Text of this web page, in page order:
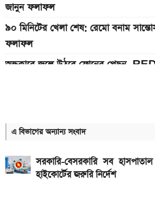
জানুন ফলাফল
৯০ মিনিটের খেলা শেষ: রেমো বনাম
ফলাফল
অন্ধকারে জ্বলে উঠবে ফোনের পেছন,
১২ আগস্ট আসছে Realme 16x 5G,
ব্যাটারিসহ সম্ভাব্য দাম
৮০০০ mAh ব্যাটারি সহ আসছে
দাম কত?
এ বিভাগের অন্যান্য সংবাদ
সরকারি-বেসরকারি সব
হাইকোর্টের জরুরি নির্দেশ